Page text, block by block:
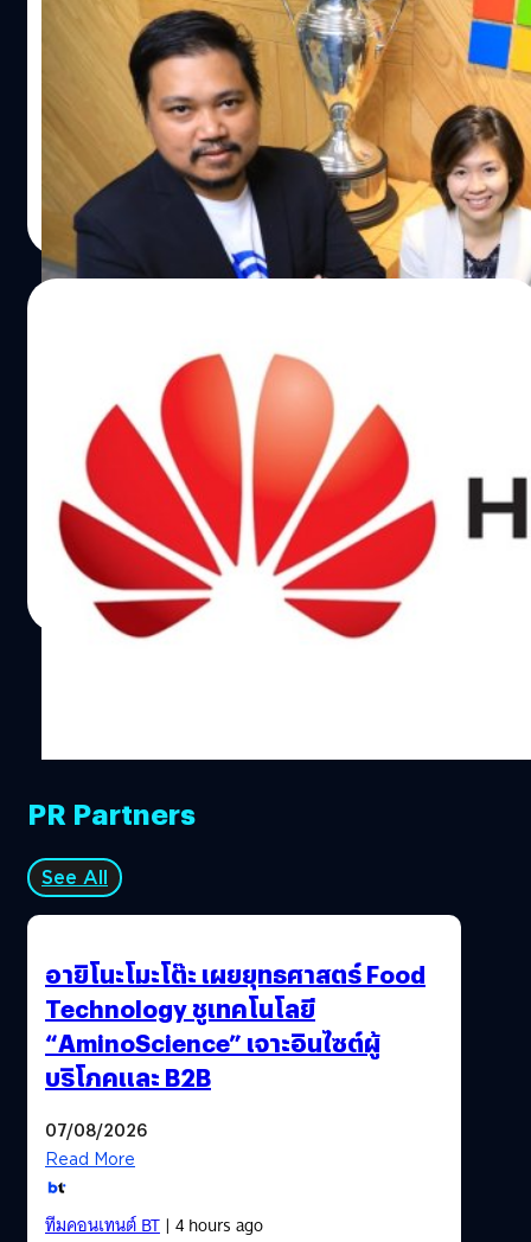
เคลื่อนค่อนข้างสูง เนื่องจากต้องสแกนจากระยะที่ไกลกว่า แต่
กลับกันถ้าเป็นระบบสแกนม่านตา ตัวเครื่องจะบังคับให้นักท่อง
เที่ยวต้องยื่นหน้าเข้ามาใกล้ ๆ กับเซนเซอร์เพื่อระบุตัวตน จึงมี
ความแม่นยำมากกว่า รวมถึงพาสปอร์ตแบบเล่มยังสามารถถูก
ปลอมได้ด้วย ต่างจากม่านตาที่แทบไม่สามารถทำของปลอม
ออกมาได้เลย เจ้าหน้าที่ของดูไบกล่าวว่า ทางสนามบินจะใช้วิธี
เชื่อมต่อข้อมูลม่านตาของนักท่องเที่ยวกับฐานข้อมูลประชาชน
ของยูเออีโดยตรง ซึ่งเป็นการร่วมมือกันระหว่างสนามบินกับ
สำนักงานตรวจคนเข้าเมือง ทำให้ผู้โดยสารไม่จำเป็นต้องพก
หนังสือเดินทางอีกต่อไป แต่ก็ยังมีประชาชนบางส่วนที่แย้งถึง
ใบหน้าและดวงตาของเราไป ทั้งยังมีการเข้าถึงข้อมูลส่วนตัว
จากฐานข้อมูลประชาชนอีก ซึ่งยูเออียังถูกเสียงวิพากษ์วิจารณ์
จากนานาชาติเกี่ยวกับการใช้เทคโนโลยีดังกล่าวในการสอด
ส่องนักข่าวและนักเคลื่อนไหวด้านสิทธิมนุษยชนด้วย อ้างอิง
พิสูจน์อักษร : สุชยา เกษจำรัส
มนุษย์คิด AI เป็นตัวแปรสำคัญในด้านธุรกิจต่าง ๆ ไม่ว่าจะเป็น
ธนาคาร การบริการ การขนส่ง AI เป็นเทคโนโลยีที่มีความ
แม่นยำเป็นอย่างมาก สิ่งที่ 2 - ความน่ากลัวของ AI ก่อนที่เรา
จะเอาตัวรอดเราต้องทราบถึงความน่ากลัวของสมองกลนี้ก่อน
AI มีสิทธิ์ทำลายวัฒนธรรมของมนุษย์ เนื่องจากมันสามารถ
เรียนรู้พฤติกรรมเชิงลึกในมนุษย์ได้ดี AI สามารถแย่งงาน
ประจำของคนเราได้ เนื่องจากมีความแม่นยำกว่ามนุษย์เป็น
อย่างมาก AI มีเป้าหมายที่แน่วแน่ทั้งยังสามารถเรียนรู้ได้ด้วย
ตัวเอง (ไม่อาจคิดได้เลยว่าหากมันต้องการรักษาฟื้นฟูโลกแล้ว
สิ่งที่เป็นภัยกับโลกคือ มนุษย์ แย่แน่ค่ะ) AI…
งานของคน แต่จะทำให้มนุษย์มีศักยภาพที่ดีขึ้น!
แม้ในปัจจุบัน ผู้คนมากหน้าหลายอาจกำลังคิดว่า มนุษย์นั้น
กำลังถูกปัญญาประดิษฐ์แทรกแซงหรือแทนที่งาน (AI
Disruption) แต่วันนี้ ไมโครซอฟต์ ประเทศไทย ได้ออกมา
เผยว่าสิ่งที่เกิดขึ้นหรือความกังวลใจในอนาคตเกี่ยวกับ AI นั้น
จะไม่ใช่ปัญหา หากแต่จะเป็นการผลักดันและทำให้มนุษย์มี
ศักยภาพที่ดีขึ้นซึ่งคนไทยเองจะได้รับสิ่งนี้เป็นเจ้าแรกๆ ของ
โลก นายธนวัตน์ สุธรรมพันธุ์ กรรมการผู้จัดการ บริษัท
ไมโครซอฟต์ (ประเทศไทย) ได้เป็นผู้เริ่มต้นการให้ข้อมูลใน
พนักงานในองค์กร อาทิ หลากหลายองค์กรสามารถใช้ปัญญา
ประดิษฐ์ในการเก็บฐานข้อมูลแบบเรียลไทม์แล้วนำไปปรับปรุง
แก้ไขได้อย่างรวดเร็วซึ่งในตอนนี้ "Blockchain" เทคโนโลยีตัด
คนกลาง แต่มากด้วยปลอดภัยในการทำธุรกรรมการเงินบน
โลกออนไลน์ (ที่อาจเป็นจุดเปลี่ยนครั้งสำคัญเหมือนในยุคการ
มาของอินเทอร์เน็ต) ก็ยังได้ใช้ Neural Network ในการเก็บ
"ข้อมูล" อันเป็นสิ่งที่มีมูลค่าเหนืออื่นใดในปัจจุบันและอนาคต
อันใกล้ การใช้ปัญญาประดิษฐ์จากทางไมโครซอฟต์อย่าง
Microsoft Deep Learning ทำให้ Chatbot หรือโปรแกรม
ตอบโต้บทสนทนาอัตโนมัติชาญฉลาดขึ้น ที่ทำได้ตั้งแต่การหา
ผลิตภัณฑ์ที่ลูกค้าต้องการจากรูปถ่ายที่ได้รับและสามารถปิด
โครงการ AI for Road Safety ที่ใช้ความสามารถในการเรียนรู้
วิเคราะห์และตรวจสอบสถานะความพร้อมของผู้ขับขี่ของระบบ
วรายุทธ เชิดศรีชูเกียรติ| 2806 days ago
Read More
หัวเว่ย รายงานผลประกอบการปี 60 เติบโต
แข็งแกร่ง พร้อมมอบคุณค่าที่ยั่งยืนแก่ลูกค้า
หัวเว่ย เผยผลประกอบการประจำปี 2560 ที่ผ่านการตรวจสอบ
ทางการเงินเป็นที่เรียบร้อยแล้ว ตอกย้ำธุรกิจมีการเติบโตอย่าง
แข็งแกร่ง โดยบริษัทมีรายได้รวมทั้งสิ้น 603.6 พันล้านหยวน
หรือ 92.5 พันล้านเหรียญดอลลาร์สหรัฐ (ตามอัตราแลก
เปลี่ยน ณ วันสิ้นปี) เพิ่มขึ้นจากปี 2559 ถึงร้อยละ 15.7 และมี
กำไรสุทธิ 47.5 พันล้านหยวน หรือ 7.3 พันล้านเหรียญดอลลาร์
สหรัฐ เพิ่มขึ้นร้อยละ 28.1 ในปีที่ผ่านมา หัวเว่ยได้มีการลงทุน
ทางด้านวิจัยและพัฒนาอย่างต่อเนื่อง โดยค่าใช้จ่ายตลอดปี
394 พันล้านหยวน หรือ 60.4 พันล้านเหรียญดอลลาร์สหรัฐ
297.8 พันล้านหยวน หรือ 45.7 พันล้านเหรียญดอลลาร์สหรัฐ
salinee tintumrong| 3049 days ago
Read More
PR Partners
See All
อายิโนะโมะโต๊ะ เผยยุทธศาสตร์ Food
Technology ชูเทคโนโลยี
“AminoScience” เจาะอินไซต์ผู้
บริโภคและ B2B
07/08/2026
Read More
ทีมคอนเทนต์ BT| 4 hours ago